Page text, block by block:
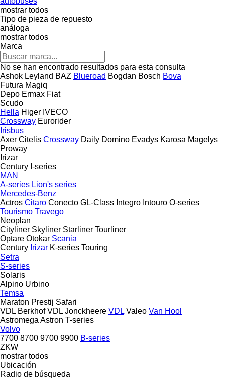
mostrar todos
Tipo de pieza de repuesto
análoga
mostrar todos
Marca
No se han encontrado resultados para esta consulta
Ashok Leyland BAZ Blueroad Bogdan Bosch Bova
Futura Magiq
Depo Ermax Fiat
Scudo
Hella Higer IVECO
Crossway Eurorider
Irisbus
Axer Citelis Crossway Daily Domino Evadys Karosa Magelys
Proway
Irizar
Century I-series
MAN
A-series Lion's series
Mercedes-Benz
Actros Citaro Conecto GL-Class Integro Intouro O-series
Tourismo Travego
Neoplan
Cityliner Skyliner Starliner Tourliner
Optare Otokar Scania
Century Irizar K-series Touring
Setra
S-series
Solaris
Alpino Urbino
Temsa
Maraton Prestij Safari
VDL Berkhof VDL Jonckheere VDL Valeo Van Hool
Astromega Astron T-series
Volvo
7700 8700 9700 9900 B-series
ZKW
mostrar todos
Ubicación
Radio de búsqueda